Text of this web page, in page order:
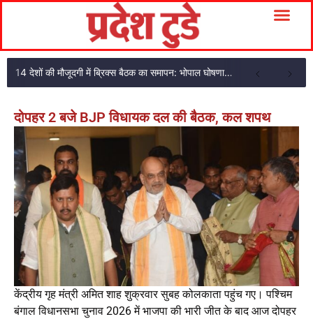
14 देशों की मौजूदगी में ब्रिक्स बैठक का समापन: भोपाल घोषणा पत्र अपनाया
दोपहर 2 बजे BJP विधायक दल की बैठक, कल शपथ
केंद्रीय गृह मंत्री अमित शाह शुक्रवार सुबह कोलकाता पहुंच गए। पश्चिम
बंगाल विधानसभा चुनाव 2026 में भाजपा की भारी जीत के बाद आज दोपहर